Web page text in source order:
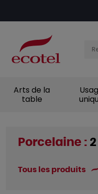
Arts de la
table
Porcelaine :
Tous les produits